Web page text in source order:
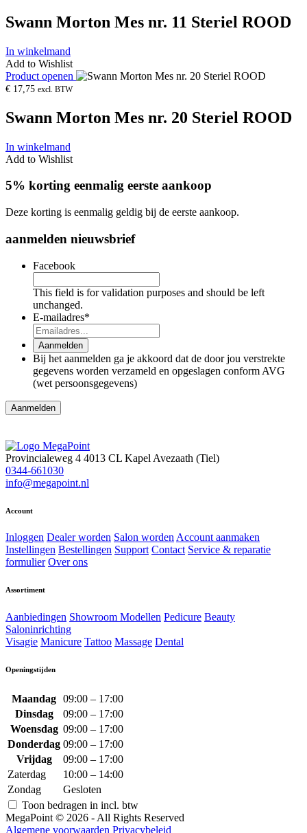
Swann Morton Mes nr. 11 Steriel ROOD
In winkelmand
Add to Wishlist
Product openen
€ 17,75 excl. BTW
Swann Morton Mes nr. 20 Steriel ROOD
In winkelmand
Add to Wishlist
5% korting eenmalig eerste aankoop
Deze korting is eenmalig geldig bij de eerste aankoop.
aanmelden nieuwsbrief
Facebook
This field is for validation purposes and should be left
unchanged.
E-mailadres*
Aanmelden
Bij het aanmelden ga je akkoord dat de door jou verstrekte
gegevens worden verzameld en opgeslagen conform AVG
(wet persoonsgegevens)
Provincialeweg 4 4013 CL Kapel Avezaath (Tiel)
0344-661030
info@megapoint.nl
Account
Inloggen Dealer worden Salon wordenAccount aanmaken
Instellingen Bestellingen Support Contact Service & reparatie
formulier Over ons
Assortiment
Aanbiedingen Showroom Modellen Pedicure Beauty
Saloninrichting
Visagie Manicure Tattoo Massage Dental
Openingstijden
Maandag 09:00 – 17:00
Dinsdag
09:00 – 17:00
Woensdag 09:00 – 17:00
Donderdag 09:00 – 17:00
Vrijdag
09:00 – 17:00
Zaterdag
10:00 – 14:00
Zondag
Gesloten
Toon bedragen in incl. btw
MegaPoint © 2026 - All Rights Reserved
Algemene voorwaarden Privacybeleid